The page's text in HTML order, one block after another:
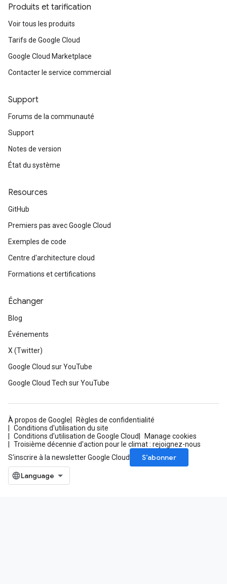
Produits et tarification
Voir tous les produits
Tarifs de Google Cloud
Google Cloud Marketplace
Contacter le service commercial
Support
Forums de la communauté
Support
Notes de version
État du système
Resources
GitHub
Premiers pas avec Google Cloud
Exemples de code
Centre d'architecture cloud
Formations et certifications
Échanger
Blog
Événements
X (Twitter)
Google Cloud sur YouTube
Google Cloud Tech sur YouTube
À propos de Google
Règles de confidentialité
Conditions d'utilisation du site
Conditions d'utilisation de Google Cloud
Manage cookies
Troisième décennie d'action pour le climat : rejoignez-nous
S'inscrire à la newsletter Google Cloud
S’abonner